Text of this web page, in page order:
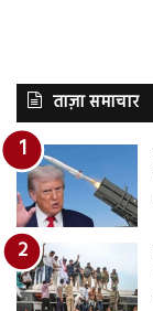
ताज़ा समाचार